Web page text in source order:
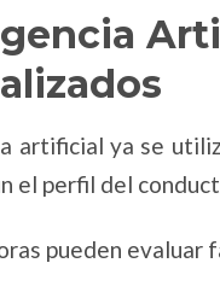
artificial ya se
el perfil del
pueden evaluar